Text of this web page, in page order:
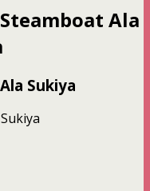
Ala
Sukiya